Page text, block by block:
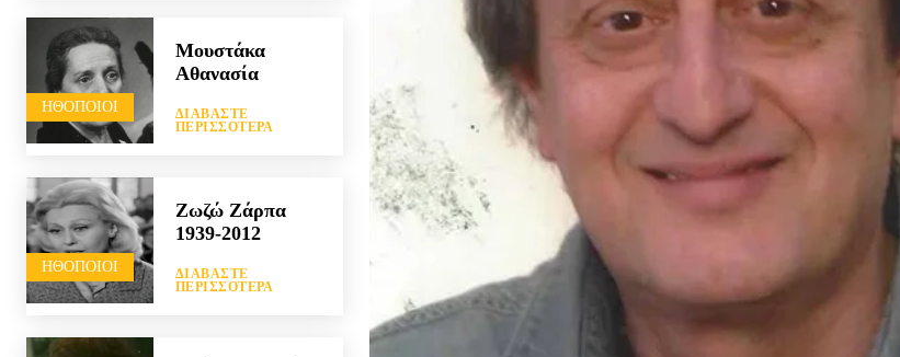
HΘΟΠΟΙΟΊ
Μουστάκα
Αθανασία
ΔΙΑΒΆΣΤΕ
ΠΕΡΙΣΣΌΤΕΡΑ
HΘΟΠΟΙΟΊ
Ζωζώ Ζάρπα
1939-2012
ΔΙΑΒΆΣΤΕ
ΠΕΡΙΣΣΌΤΕΡΑ